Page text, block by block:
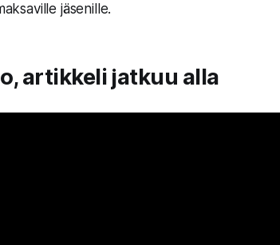
jäsenille.
artikkeli jatkuu alla